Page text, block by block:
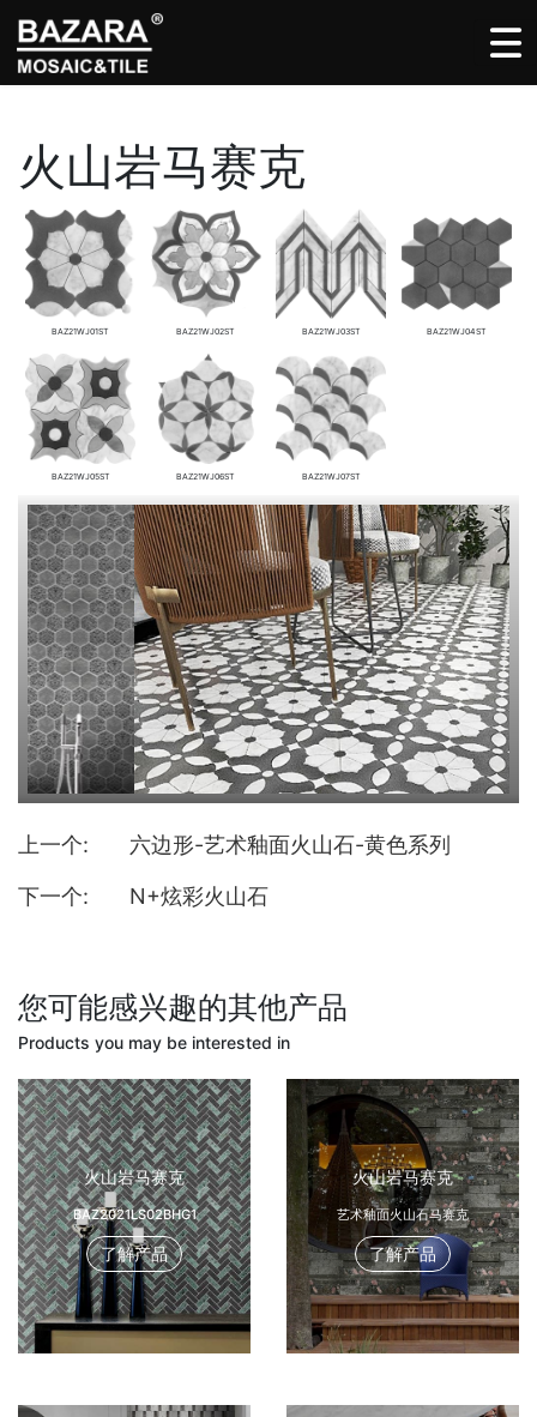
火山岩马赛克
BAZ21WJ01ST BAZ21WJ02ST BAZ21WJ03ST BAZ21WJ04ST
BAZ21WJ05ST BAZ21WJ06ST BAZ21WJ07ST
上一个: 六边形-艺术釉面火山石-黄色系列
下一个: N+炫彩火山石
您可能感兴趣的其他产品
Products you may be interested in
火山岩马赛克
BAZ2021LS02BHG1
了解产品
火山岩马赛克
艺术釉面火山石马赛克
了解产品